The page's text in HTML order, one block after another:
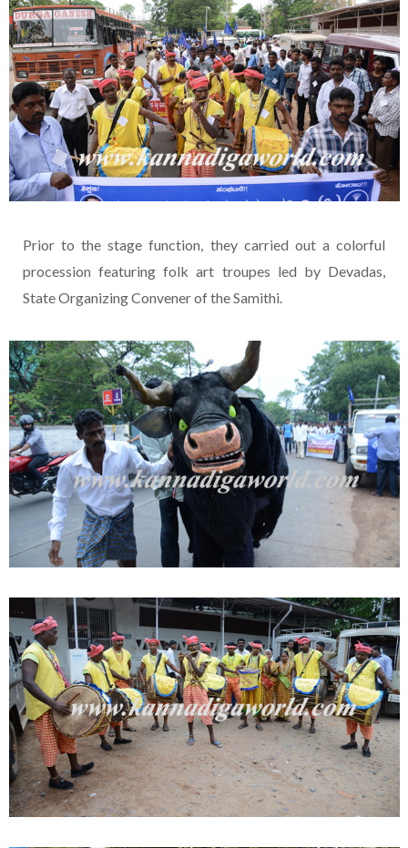
Prior to the stage function, they carried out a colorful
procession featuring folk art troupes led by Devadas,
State Organizing Convener of the Samithi.